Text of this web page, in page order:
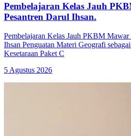
Pembelajaran Kelas Jauh
Pesantren Darul Ihsan.
Pembelajaran Kelas Jauh PKBM
Ihsan Penguatan Materi Geografi
Kesetaraan Paket C
5 Agustus 2026